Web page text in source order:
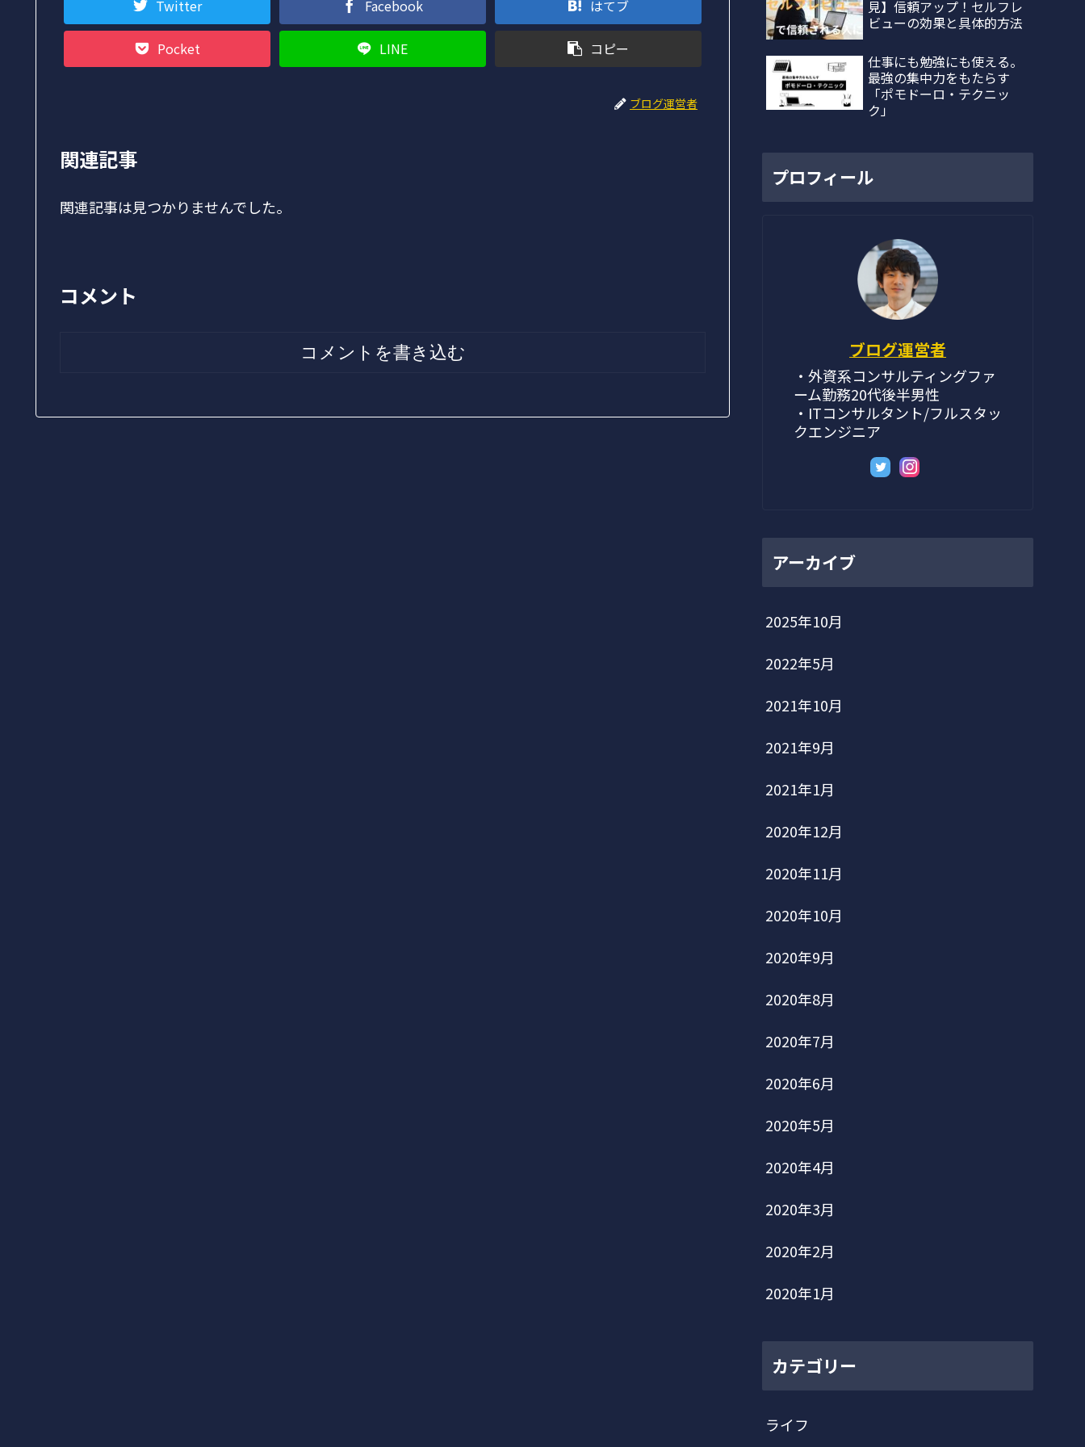
Twitter Facebook はてブ
Pocket LINE コピー
ブログ運営者
関連記事
関連記事は見つかりませんでした。
コメント
コメントを書き込む
見】信頼アップ！セルフレ
ビューの効果と具体的方法
仕事にも勉強にも使える。
最強の集中力をもたらす
「ポモドーロ・テクニッ
ク」
プロフィール
ブログ運営者
・外資系コンサルティングファ
ーム勤務20代後半男性
・ITコンサルタント/フルスタッ
クエンジニア
アーカイブ
2025年10月
2022年5月
2021年10月
2021年9月
2021年1月
2020年12月
2020年11月
2020年10月
2020年9月
2020年8月
2020年7月
2020年6月
2020年5月
2020年4月
2020年3月
2020年2月
2020年1月
カテゴリー
ライフ